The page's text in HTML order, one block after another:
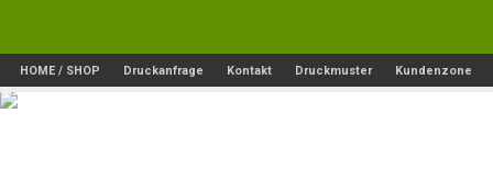
HOME / SHOP Druckanfrage Kontakt Druckmuster Kundenzone